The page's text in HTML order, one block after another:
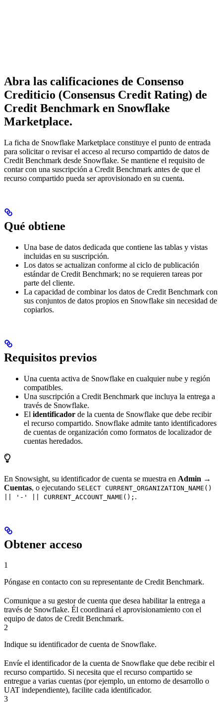
Abra las calificaciones de Consenso
Crediticio (Consensus Credit Rating) de
Credit Benchmark en Snowflake
Marketplace.
La ficha de Snowflake Marketplace constituye el punto de entrada
para solicitar o revisar el acceso al recurso compartido de datos de
Credit Benchmark desde Snowflake. Se mantiene el requisito de
contar con una suscripción a Credit Benchmark antes de que el
recurso compartido pueda ser aprovisionado en su cuenta.
Qué obtiene
Una base de datos dedicada que contiene las tablas y vistas
incluidas en su suscripción.
Los datos se actualizan conforme al ciclo de publicación
estándar de Credit Benchmark; no se requieren tareas por
parte del cliente.
La capacidad de combinar los datos de Credit Benchmark con
sus conjuntos de datos propios en Snowflake sin necesidad de
copiarlos.
Requisitos previos
Una cuenta activa de Snowflake en cualquier nube y región
compatibles.
Una suscripción a Credit Benchmark que incluya la entrega a
través de Snowflake.
El identificador de la cuenta de Snowflake que debe recibir
el recurso compartido. Snowflake admite tanto identificadores
de cuentas de organización como formatos de localizador de
cuentas heredados.
En Snowsight, su identificador de cuenta se muestra en Admin →
Cuentas, o ejecutando SELECT CURRENT_ORGANIZATION_NAME()
|| '-' || CURRENT_ACCOUNT_NAME(); .
Obtener acceso
1
Póngase en contacto con su representante de Credit Benchmark.
Comunique a su gestor de cuenta que desea habilitar la entrega a
través de Snowflake. Él coordinará el aprovisionamiento con el
equipo de datos de Credit Benchmark.
2
Indique su identificador de cuenta de Snowflake.
Envíe el identificador de la cuenta de Snowflake que debe recibir el
recurso compartido. Si necesita que el recurso compartido se
entregue a varias cuentas (por ejemplo, un entorno de desarrollo o
UAT independiente), facilite cada identificador.
3